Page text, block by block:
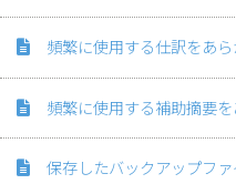
頻繁に使用する仕訳をあ
頻繁に使用する補助摘要
保存したバックアップフ